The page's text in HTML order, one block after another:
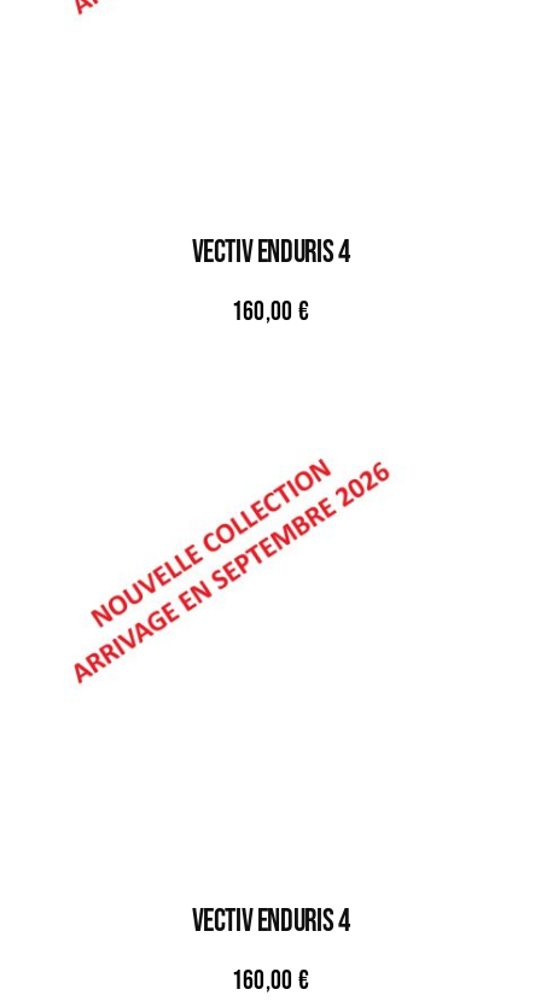
VECTIV ENDURIS 4
160,00 €
VECTIV ENDURIS 4
160,00 €